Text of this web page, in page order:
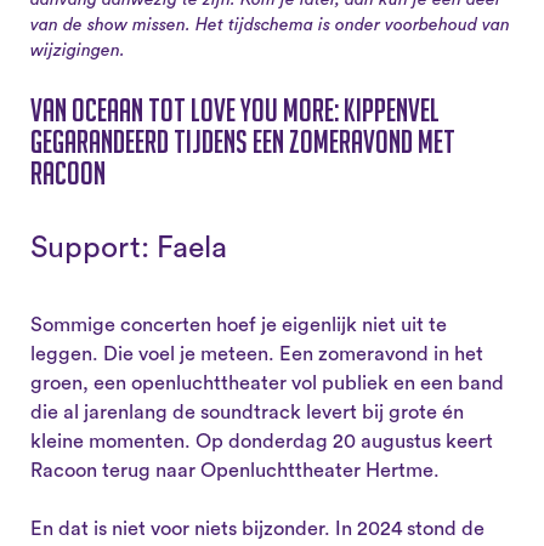
van de show missen. Het tijdschema is onder voorbehoud van
wijzigingen.
Van Oceaan tot Love You More: kippenvel
gegarandeerd tijdens een zomeravond met
Racoon
Support: Faela
Sommige concerten hoef je eigenlijk niet uit te
leggen. Die voel je meteen. Een zomeravond in het
groen, een openluchttheater vol publiek en een band
die al jarenlang de soundtrack levert bij grote én
kleine momenten. Op donderdag 20 augustus keert
Racoon terug naar Openluchttheater Hertme.
En dat is niet voor niets bijzonder. In 2024 stond de